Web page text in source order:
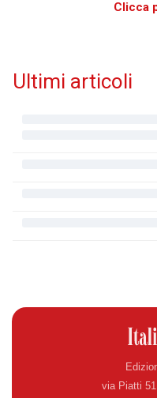
Clicca
Ultimi articoli
via Piatti